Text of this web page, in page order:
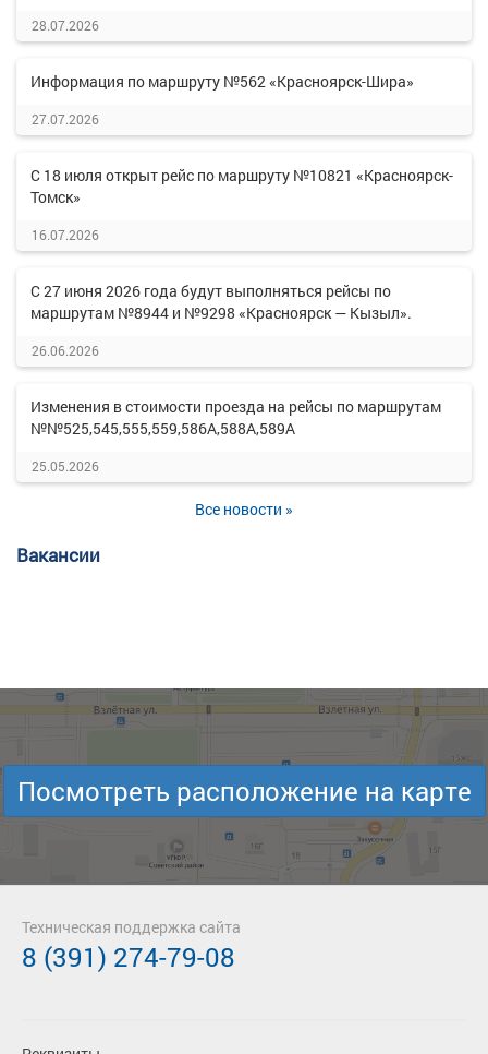
28.07.2026
Информация по маршруту №562 «Красноярск-Шира»
27.07.2026
С 18 июля открыт рейс по маршруту №10821 «Красноярск-
Томск»
16.07.2026
С 27 июня 2026 года будут выполняться рейсы по
маршрутам №8944 и №9298 «Красноярск — Кызыл».
26.06.2026
Изменения в стоимости проезда на рейсы по маршрутам
№№525,545,555,559,586А,588А,589А
25.05.2026
Все новости »
Вакансии
Посмотреть расположение на карте
Техническая поддержка сайта
8 (391) 274-79-08